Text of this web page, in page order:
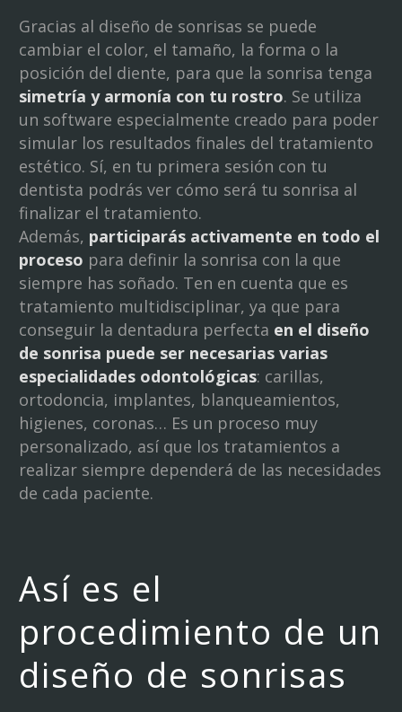
Gracias al diseño de sonrisas se puede
cambiar el color, el tamaño, la forma o la
posición del diente, para que la sonrisa tenga
simetría y armonía con tu rostro. Se utiliza
un software especialmente creado para poder
simular los resultados finales del tratamiento
estético. Sí, en tu primera sesión con tu
dentista podrás ver cómo será tu sonrisa al
finalizar el tratamiento.
Además, participarás activamente en todo el
proceso para definir la sonrisa con la que
siempre has soñado. Ten en cuenta que es
tratamiento multidisciplinar, ya que para
conseguir la dentadura perfecta en el diseño
de sonrisa puede ser necesarias varias
especialidades odontológicas: carillas,
ortodoncia, implantes, blanqueamientos,
higienes, coronas… Es un proceso muy
personalizado, así que los tratamientos a
realizar siempre dependerá de las necesidades
de cada paciente.
Así es el
procedimiento de un
diseño de sonrisas